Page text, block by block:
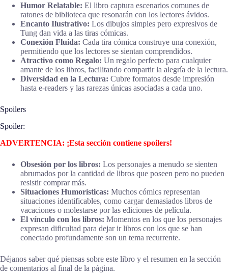
Humor Relatable: El libro captura escenarios comunes de
ratones de biblioteca que resonarán con los lectores ávidos.
Encanto Ilustrativo: Los dibujos simples pero expresivos de
Tung dan vida a las tiras cómicas.
Conexión Fluida: Cada tira cómica construye una conexión,
permitiendo que los lectores se sientan comprendidos.
Atractivo como Regalo: Un regalo perfecto para cualquier
amante de los libros, facilitando compartir la alegría de la lectura.
Diversidad en la Lectura: Cubre formatos desde impresión
hasta e-readers y las rarezas únicas asociadas a cada uno.
Spoilers
Spoiler:
ADVERTENCIA: ¡Esta sección contiene spoilers!
Obsesión por los libros: Los personajes a menudo se sienten
abrumados por la cantidad de libros que poseen pero no pueden
resistir comprar más.
Situaciones Humorísticas: Muchos cómics representan
situaciones identificables, como cargar demasiados libros de
vacaciones o molestarse por las ediciones de película.
El vínculo con los libros: Momentos en los que los personajes
expresan dificultad para dejar ir libros con los que se han
conectado profundamente son un tema recurrente.
Déjanos saber qué piensas sobre este libro y el resumen en la sección
de comentarios al final de la página.